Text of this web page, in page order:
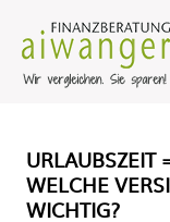
URLAUBSZEIT
WELCHE
WICHTIG?